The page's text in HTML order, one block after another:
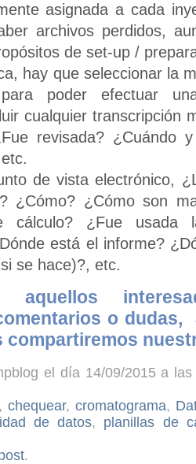
asignada a cada
archivos perdidos,
de set-up /
hay que seleccionar la
poder efectuar
cualquier transcripción
revisada? ¿Cuándo
de vista electrónico,
¿Cómo? ¿Cómo son
cálculo? ¿Fue usada
está el informe?
se hace)?, etc.
aquellos
o dudas,
compartiremos
el día 14/09/2015 a
, chequear,cromatograma,
de datos, planillas de
.